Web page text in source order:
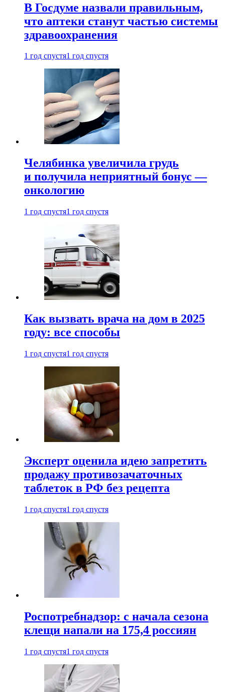
В Госдуме назвали правильным,
что аптеки станут частью системы
здравоохранения
1 год спустя1 год спустя
Челябинка увеличила грудь
и получила неприятный бонус —
онкологию
1 год спустя1 год спустя
Как вызвать врача на дом в 2025
году: все способы
1 год спустя1 год спустя
Эксперт оценила идею запретить
продажу противозачаточных
таблеток в РФ без рецепта
1 год спустя1 год спустя
Роспотребнадзор: с начала сезона
клещи напали на 175,4 россиян
1 год спустя1 год спустя